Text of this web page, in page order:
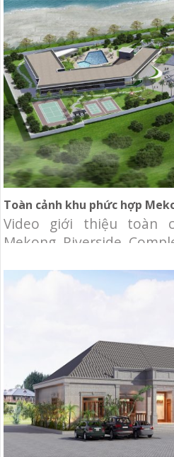
Toàn cảnh khu phức hợp
Video giới thiệu toàn
Mekong Riverside
Campuchia. Đây được
trúc tiêu biểu 2016 tại